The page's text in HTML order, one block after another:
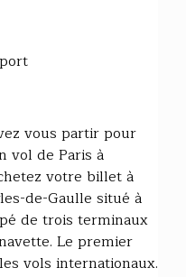
vous partir pour
vol de Paris à
votre billet à
de-Gaulle situé à
de trois terminaux
Le premier
vols internationaux.